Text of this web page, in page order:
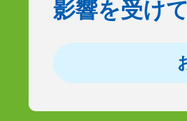
影響を受け